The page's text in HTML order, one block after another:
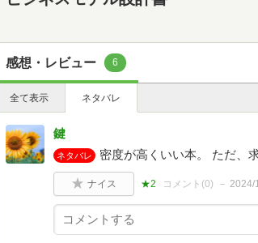
感想・レビュー 6
全て表示 ネタバレ
鍵
ネタバレ 密度が高くいい本。 ただ、
ナイス ★2 コメント(0) 2024/